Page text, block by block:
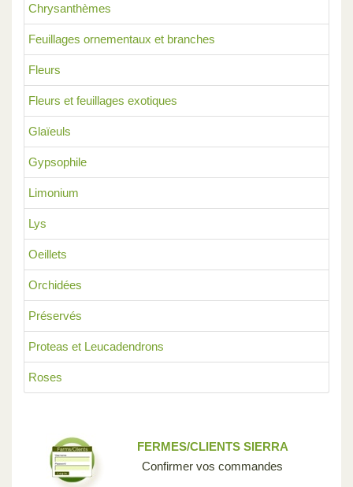
Chrysanthèmes
Feuillages ornementaux et branches
Fleurs
Fleurs et feuillages exotiques
Glaïeuls
Gypsophile
Limonium
Lys
Oeillets
Orchidées
Préservés
Proteas et Leucadendrons
Roses
FERMES/CLIENTS SIERRA
Confirmer vos commandes